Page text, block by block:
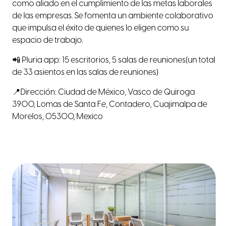
como aliado en el cumplimiento de las metas laborales
de las empresas. Se fomenta un ambiente colaborativo
que impulsa el éxito de quienes lo eligen como su
espacio de trabajo.
📲 Pluria app: 15 escritorios, 5 salas de reuniones(un total
de 33 asientos en las salas de reuniones)
📍Dirección: Ciudad de México, Vasco de Quiroga
3900, Lomas de Santa Fe, Contadero, Cuajimalpa de
Morelos, 05300, Mexico